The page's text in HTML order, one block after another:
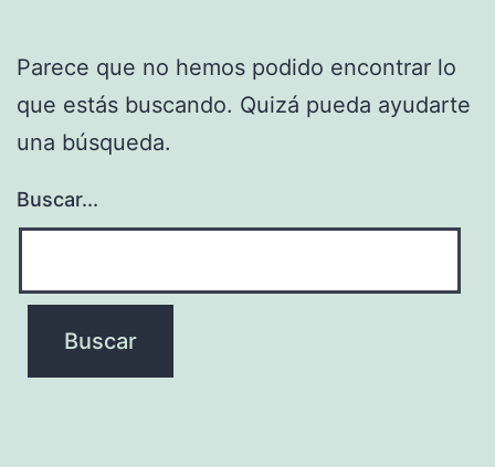
Parece que no hemos podido encontrar lo
que estás buscando. Quizá pueda ayudarte
una búsqueda.
Buscar...